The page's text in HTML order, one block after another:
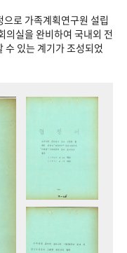
로 가족계획연구원 설립
의실을 완비하여 국내외 전
수 있는 계기가 조성되었